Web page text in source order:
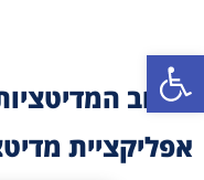
פתח סרגל נגישות
מרחב
אפליקציית